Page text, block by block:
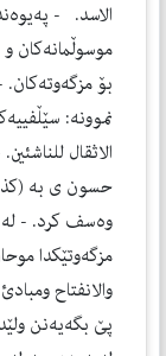
الاسد. -
موسوڵمانه‌كان و
بۆ
نموونه‌:
الاثقال
حسون ى به‌
وه‌سف كرد. - له‌
مزگه‌وتێكدا
والانفتاح